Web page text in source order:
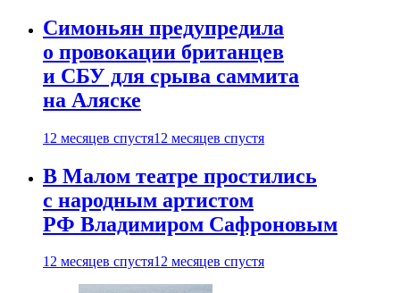
Симоньян предупредила
о провокации британцев
и СБУ для срыва саммита
на Аляске
12 месяцев спустя12 месяцев спустя
В Малом театре простились
с народным артистом
РФ Владимиром Сафроновым
12 месяцев спустя12 месяцев спустя